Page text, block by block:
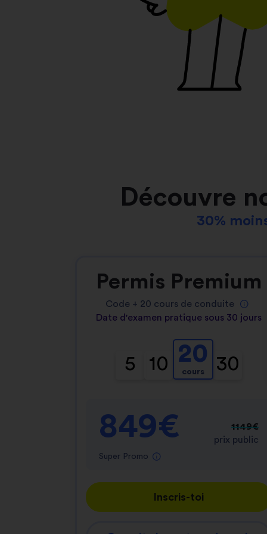
Découvre
30%
Permis Premium
Code + 20 cours de conduite
Date d'examen pratique sous 30 jours
5 10 20
cours 30
849€
Super Promo
1149€
prix public
Inscris-toi